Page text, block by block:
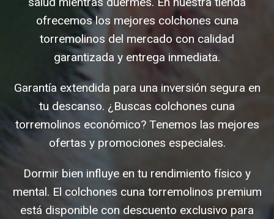
ofrecemos los mejores colchones cuna
torremolinos del mercado con calidad
garantizada y entrega inmediata.
Garantía extendida para una inversión segura en
tu descanso. ¿Buscas colchones cuna
torremolinos económico? Tenemos las mejores
ofertas y promociones especiales.
Dormir bien influye en tu rendimiento físico y
mental. El colchones cuna torremolinos premium
está disponible con descuento exclusivo para